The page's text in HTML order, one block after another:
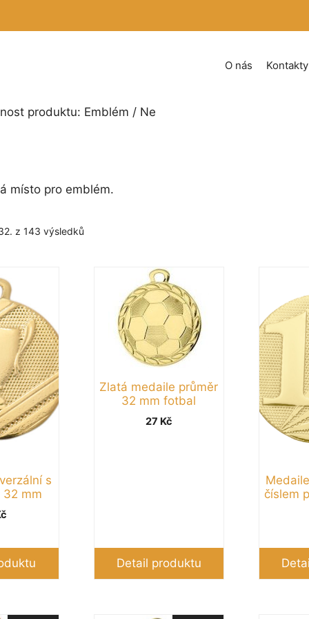
O nás Kontakty
produktu: Emblém / Ne
místo pro emblém.
z 143 výsledků
s
32 mm
Zlatá medaile průměr
32 mm fotbal
27 Kč
Detail produktu
produkt
variant.
Možnosti
vybrat
číslem
má
více
variant.
Možnosti
lze
vybrat
na
stránce
produktu